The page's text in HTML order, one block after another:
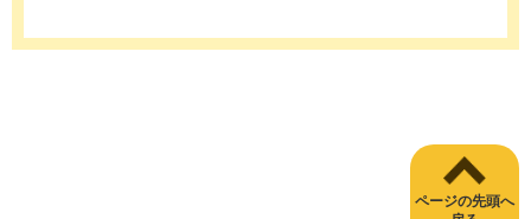
ページの先頭へ